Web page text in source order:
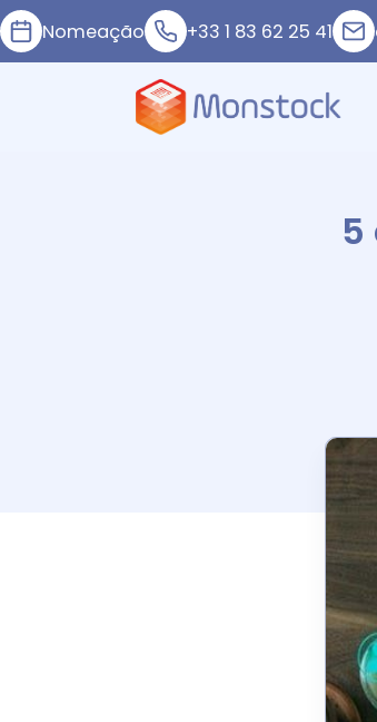
Nomeação +33 1 83 62 25 41
5